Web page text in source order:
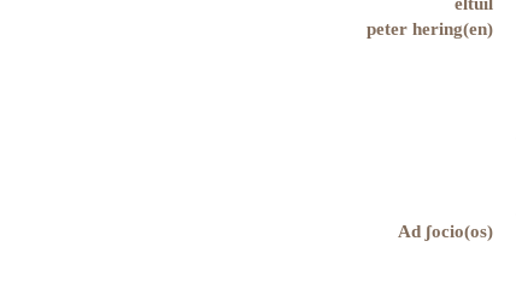
peter hering(en)
Ad ʃocio(os)